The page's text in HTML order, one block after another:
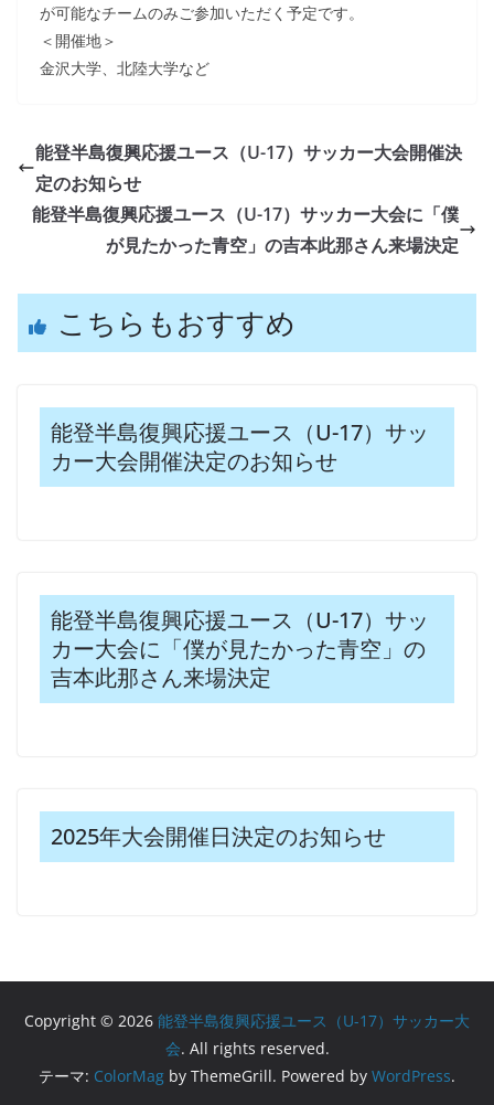
が可能なチームのみご参加いただく予定です。
＜開催地＞
金沢大学、北陸大学など
能登半島復興応援ユース（U-17）サッカー大会開催決
定のお知らせ
能登半島復興応援ユース（U-17）サッカー大会に「僕
が見たかった青空」の吉本此那さん来場決定
こちらもおすすめ
能登半島復興応援ユース（U-17）サッ
カー大会開催決定のお知らせ
能登半島復興応援ユース（U-17）サッ
カー大会に「僕が見たかった青空」の
吉本此那さん来場決定
2025年大会開催日決定のお知らせ
Copyright © 2026 能登半島復興応援ユース（U-17）サッカー大
会. All rights reserved.
テーマ: ColorMag by ThemeGrill. Powered by WordPress.